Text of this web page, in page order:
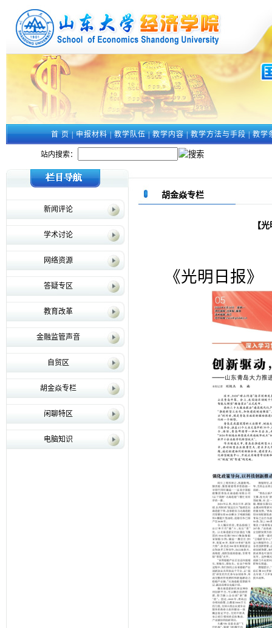
首 页|申报材料|教学队伍|教学内容|教学方法与手段|教学
站内搜索：
新闻评论
学术讨论
网络资源
答疑专区
教育改革
金融监管声音
自贸区
胡金焱专栏
闲聊特区
电脑知识
胡金焱专栏
【
《光明日报